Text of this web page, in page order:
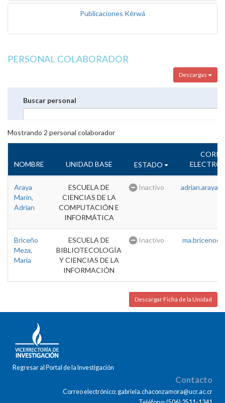
Publicaciones Kérwá
PERSONAL COLABORADOR
Descargas
Buscar personal
Mostrando 2 personal colaborador
NOMBRE UNIDAD BASE ESTADO
Araya
Marin,
Adrian
ESCUELA DE
CIENCIAS DE LA
COMPUTACIÓN E
INFORMÁTICA
Inactivo
Briceño
Meza,
Maria
ESCUELA DE
BIBLIOTECOLOGÍA
Y CIENCIAS DE LA
INFORMACIÓN
Inactivo
Descargar Ficha de la Unidad
Regresar al Portal de la Investigación
Contacto
Correo electrónico: gabriela.chaconzamora@ucr.ac.cr